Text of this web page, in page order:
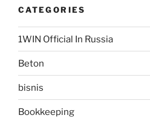
CATEGORIES
1WIN Official In Russia
Beton
bisnis
Bookkeeping